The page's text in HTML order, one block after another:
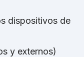
dispositivos de
y externos)